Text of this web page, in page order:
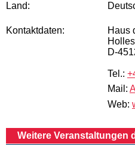
Land:
Kontaktdaten:
Haus
D-
Tel.:
Mail:
Web:
Weitere Veranstaltungen